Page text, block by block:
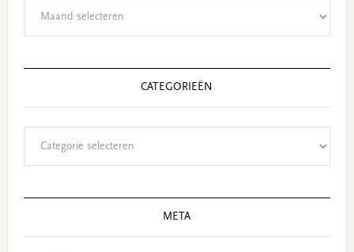
CATEGORIEËN
META